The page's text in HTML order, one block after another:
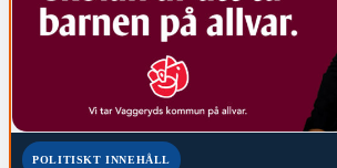
POLITISKT INNEHÅLL